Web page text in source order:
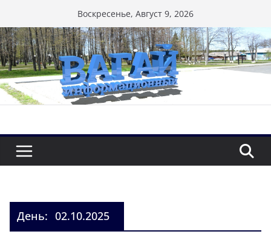
к
содержимому
Воскресенье, Август 9, 2026
День: 02.10.2025